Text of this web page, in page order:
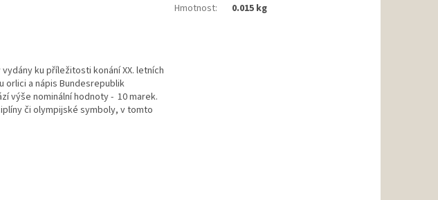
ku příležitosti konání XX. letních
orlici a nápis Bundesrepublik
výše nominální hodnoty - 10 marek.
či olympijské symboly, v tomto
Hmotnost: 0.015 kg